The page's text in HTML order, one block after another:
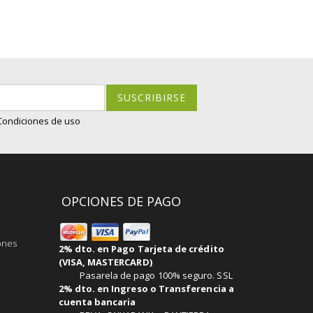
SUSCRIBIRSE
de uso
OPCIONES DE PAGO
2% dto. en Pago Tarjeta de crédito
(VISA, MASTERCARD)
Pasarela de pago 100% seguro. SSL
2% dto. en Ingreso o Transferencia a
cuenta bancaria